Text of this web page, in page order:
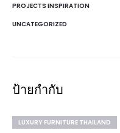
PROJECTS INSPIRATION
UNCATEGORIZED
ป้ายกำกับ
LUXURY FURNITURE THAILAND